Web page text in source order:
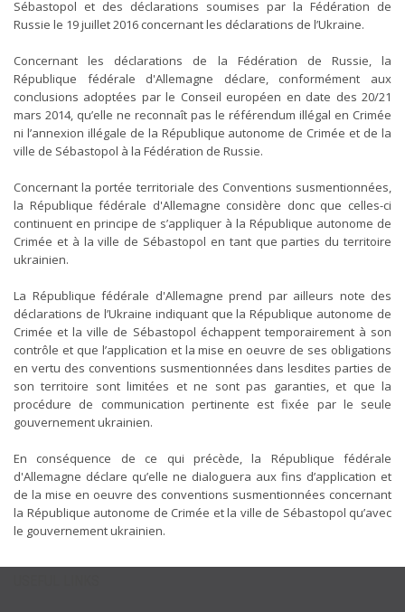
Sébastopol et des déclarations soumises par la Fédération de
Russie le 19 juillet 2016 concernant les déclarations de l’Ukraine.
Concernant les déclarations de la Fédération de Russie, la
République fédérale d'Allemagne déclare, conformément aux
conclusions adoptées par le Conseil européen en date des 20/21
mars 2014, qu’elle ne reconnaît pas le référendum illégal en Crimée
ni l’annexion illégale de la République autonome de Crimée et de la
ville de Sébastopol à la Fédération de Russie.
Concernant la portée territoriale des Conventions susmentionnées,
la République fédérale d'Allemagne considère donc que celles-ci
continuent en principe de s’appliquer à la République autonome de
Crimée et à la ville de Sébastopol en tant que parties du territoire
ukrainien.
La République fédérale d'Allemagne prend par ailleurs note des
déclarations de l’Ukraine indiquant que la République autonome de
Crimée et la ville de Sébastopol échappent temporairement à son
contrôle et que l’application et la mise en oeuvre de ses obligations
en vertu des conventions susmentionnées dans lesdites parties de
son territoire sont limitées et ne sont pas garanties, et que la
procédure de communication pertinente est fixée par le seule
gouvernement ukrainien.
En conséquence de ce qui précède, la République fédérale
d'Allemagne déclare qu’elle ne dialoguera aux fins d’application et
de la mise en oeuvre des conventions susmentionnées concernant
la République autonome de Crimée et la ville de Sébastopol qu’avec
le gouvernement ukrainien.